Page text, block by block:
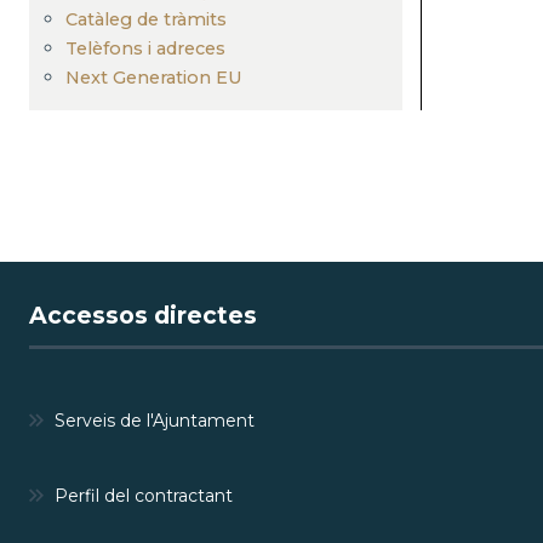
Catàleg de tràmits
Telèfons i adreces
Next Generation EU
Accessos directes
Serveis de l'Ajuntament
Perfil del contractant